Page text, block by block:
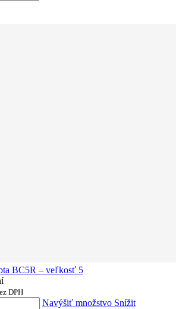
BC5R – veľkosť 5
DPH
Navýšiť množstvo Snížit